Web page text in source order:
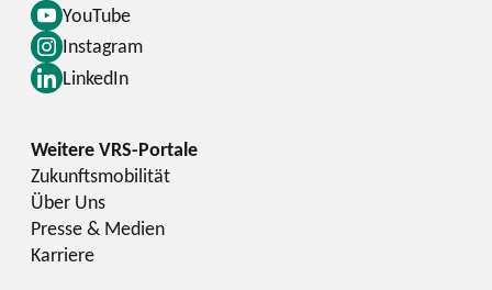
YouTube
Instagram
LinkedIn
Zukunftsmobilität
Über Uns
Presse & Medien
Karriere